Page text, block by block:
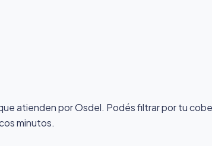
atienden por Osdel. Podés filtrar por tu
minutos.